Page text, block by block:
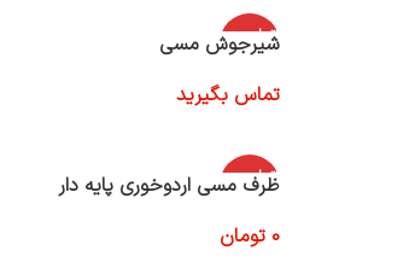
اتمام موج
ودی
شیرجوش مسی
تماس بگیرید
اتمام موج
ودی
ظرف مسی اردوخوری پایه دار
0 تومان